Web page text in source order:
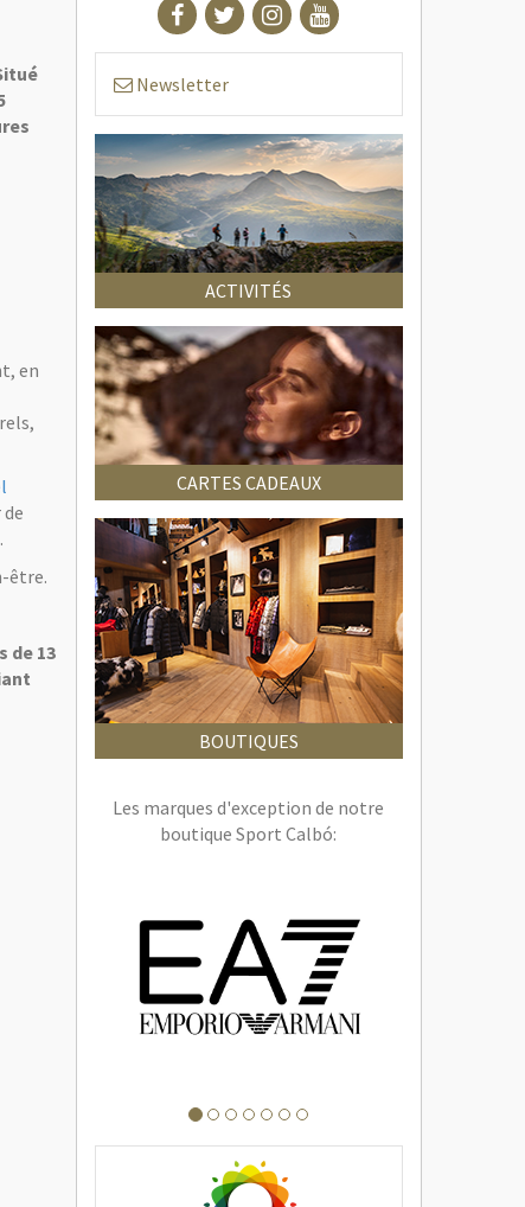
en
être.
de 13
Newsletter
ACTIVITÉS
CARTES CADEAUX
BOUTIQUES
Les marques d'exception de notre
boutique Sport Calbó: